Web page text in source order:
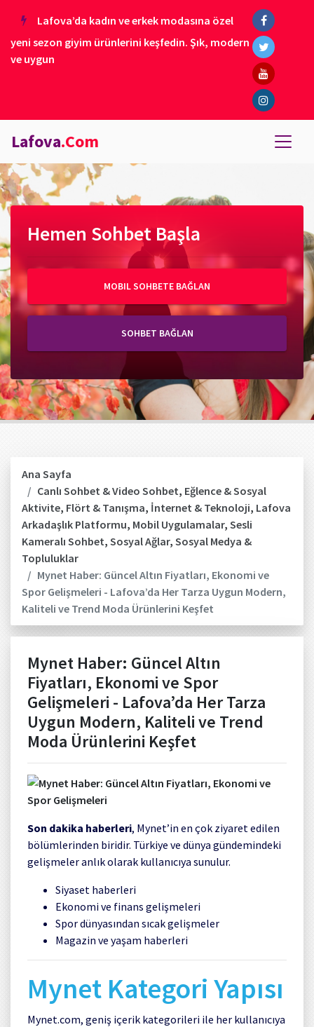
Lafova’da kadın ve erkek modasına özel
yeni sezon giyim ürünlerini keşfedin. Şık, modern
ve uygun
Lafova.Com
Hemen Sohbet Başla
MOBIL SOHBETE BAĞLAN
SOHBET BAĞLAN
Ana Sayfa
Canlı Sohbet & Video Sohbet, Eğlence & Sosyal
Aktivite, Flört & Tanışma, İnternet & Teknoloji, Lafova
Arkadaşlık Platformu, Mobil Uygulamalar, Sesli
Kameralı Sohbet, Sosyal Ağlar, Sosyal Medya &
Topluluklar
Mynet Haber: Güncel Altın Fiyatları, Ekonomi ve
Spor Gelişmeleri - Lafova’da Her Tarza Uygun Modern,
Kaliteli ve Trend Moda Ürünlerini Keşfet
Mynet Haber: Güncel Altın
Fiyatları, Ekonomi ve Spor
Gelişmeleri - Lafova’da Her Tarza
Uygun Modern, Kaliteli ve Trend
Moda Ürünlerini Keşfet
Son dakika haberleri, Mynet’in en çok ziyaret edilen
bölümlerinden biridir. Türkiye ve dünya gündemindeki
gelişmeler anlık olarak kullanıcıya sunulur.
Siyaset haberleri
Ekonomi ve finans gelişmeleri
Spor dünyasından sıcak gelişmeler
Magazin ve yaşam haberleri
Mynet Kategori Yapısı
Mynet.com, geniş içerik kategorileri ile her kullanıcıya